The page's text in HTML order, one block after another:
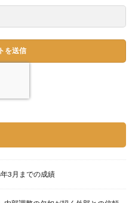
3月までの成績